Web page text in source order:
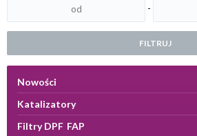
-
FILTRUJ
Nowości
Katalizatory
Filtry DPF FAP